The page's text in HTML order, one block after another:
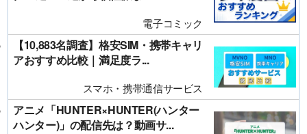
電子コミック
【10,883名調査】格安SIM・携帯キャリ
アおすすめ比較｜満足度ラ...
スマホ・携帯通信サービス
アニメ「HUNTER×HUNTER(ハンター
ハンター)」の配信先は？動画サ...